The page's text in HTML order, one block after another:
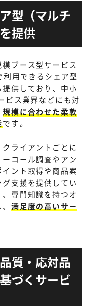
型（マルチ
提供
ブース型サービス
用できるシェア型
提供しており、中小
ビス業界などにも対
規模に合わせた柔軟
です。
ライアントごとに
コール調査やアン
ント取得や商品案
支援を提供してい
専門知識を持つオ
満足度の高いサー
質・応対品
づくサービ